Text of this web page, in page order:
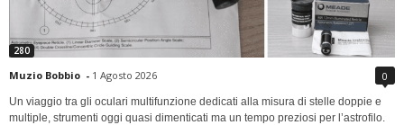
280
Muzio Bobbio - 1 Agosto 2026 0
Un viaggio tra gli oculari multifunzione dedicati alla misura di stelle doppie e
multiple, strumenti oggi quasi dimenticati ma un tempo preziosi per l’astrofilo.